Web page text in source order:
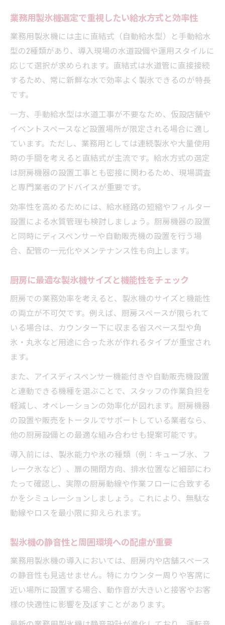
業務用製氷機選定で重視したい給水方式と効率性
業務用製氷機には主に直結式（自動給水型）と手動給水
型の2種類があり、導入現場の水道設備や運用スタイルに
応じて選択が求められます。直結式は水道管に直接接続
するため、常に新鮮な水で効率よく製氷できるのが特長
です。
一方、手動給水型は水道工事が不要なため、仮設店舗や
イベントスペースなど設置場所が限定される場合に適し
ています。ただし、業務用としては連続製氷や大量使用
時の手間を考えると直結式が主流です。給水方式の選定
は厨房機器の設置工事とも密接に関わるため、現場調査
と専門業者のアドバイスが重要です。
効率性を高めるためには、給水経路の短縮やフィルター
設置による水質管理も検討しましょう。厨房機器の設置
と同時にディスペンサーや自動販売機の設置を行う場
合、配管の一元化やメンテナンス性も向上します。
厨房に最適な製氷機サイズと機能性をチェック
厨房での業務効率を考えると、製氷機のサイズと機能性
の両立が不可欠です。例えば、厨房スペースが限られて
いる場合は、カウンター下に収まる省スペース型や角
氷・丸氷など用途に合った氷が作れるタイプが重宝され
ます。
また、アイスディスペンサー機能付きや自動販売機設置
と連動できる機種を選ぶことで、スタッフの作業負担を
軽減し、オペレーションの効率化が図れます。厨房機器
の設置や販売をトータルでサポートしている業者なら、
他の厨房設備との最適な組み合わせも提案可能です。
導入前には、製氷能力や氷の種類（例：キューブ氷、フ
レーク氷など）、扉の開閉方向、排水位置など細部にわ
たって確認し、実際の厨房動線や作業フローに合致する
かをシミュレーションしましょう。これにより、無駄な
動線やロスを最小限に抑えられます。
製氷機の静音性と周囲環境への配慮が重要
業務用製氷機の導入においては、厨房内や店舗スペース
の静音性も見逃せません。特にカウンター周りや客席に
近い場所に設置する場合、動作音が大きいと接客やお客
様の快適性に影響を及ぼすことがあります。